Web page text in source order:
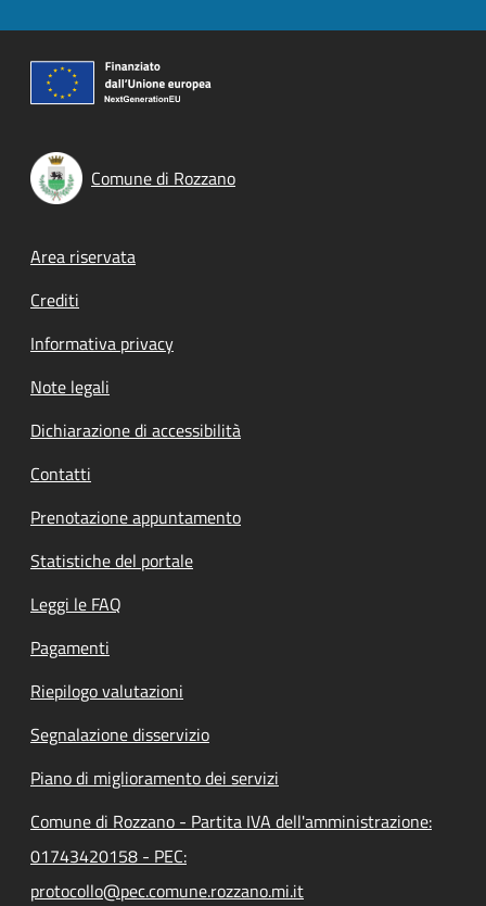
Comune di Rozzano
Footer menu
Area riservata
Crediti
Informativa privacy
Note legali
Dichiarazione di accessibilità
Contatti
Prenotazione appuntamento
Statistiche del portale
Leggi le FAQ
Pagamenti
Riepilogo valutazioni
Segnalazione disservizio
Piano di miglioramento dei servizi
Comune di Rozzano - Partita IVA dell'amministrazione:
01743420158 - PEC:
protocollo@pec.comune.rozzano.mi.it